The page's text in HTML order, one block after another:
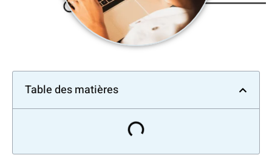
Table des matières